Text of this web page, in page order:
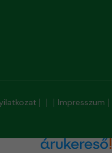
Impresszum